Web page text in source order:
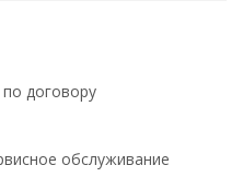
договору
обслуживание